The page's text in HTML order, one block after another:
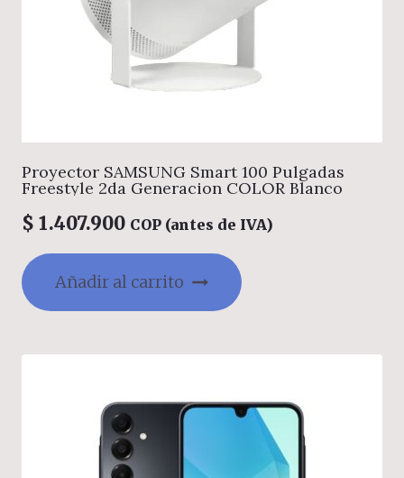
Proyector SAMSUNG Smart 100 Pulgadas
Freestyle 2da Generacion COLOR Blanco
$ 1.407.900 COP (antes de IVA)
Añadir al carrito